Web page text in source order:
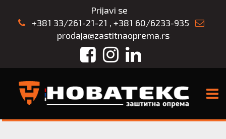
Prijavi se
+381 33/261-21-21 , +381 60/6233-935
prodaja@zastitnaoprema.rs
FacebookInstagram
LinkedIn